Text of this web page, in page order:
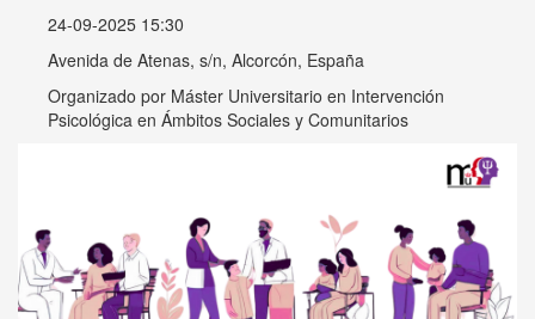
24-09-2025 15:30
Avenida de Atenas, s/n, Alcorcón, España
Organizado por Máster Universitario en Intervención
Psicológica en Ámbitos Sociales y Comunitarios